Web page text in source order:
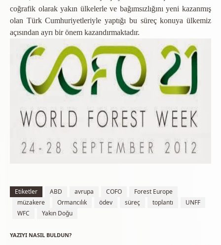
coğrafik olarak yakın ülkelerle ve bağımsızlığını yeni kazanmış
olan Türk Cumhuriyetleriyle yaptığı bu süreç konuya ülkemiz
açısından ayrı bir önem kazandırmaktadır.
Etiketler ABD avrupa COFO
Forest Europe
müzakere
Ormancılık ödev süreç toplantı
UNFF
WFC
Yakın Doğu
YAZIYI NASIL BULDUN?